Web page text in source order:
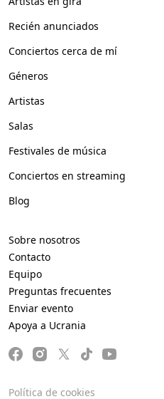
Recién anunciados
Conciertos cerca de mí
Géneros
Artistas
Salas
Festivales de música
Conciertos en streaming
Blog
Sobre nosotros
Contacto
Equipo
Preguntas frecuentes
Enviar evento
Apoya a Ucrania
Política de cookies